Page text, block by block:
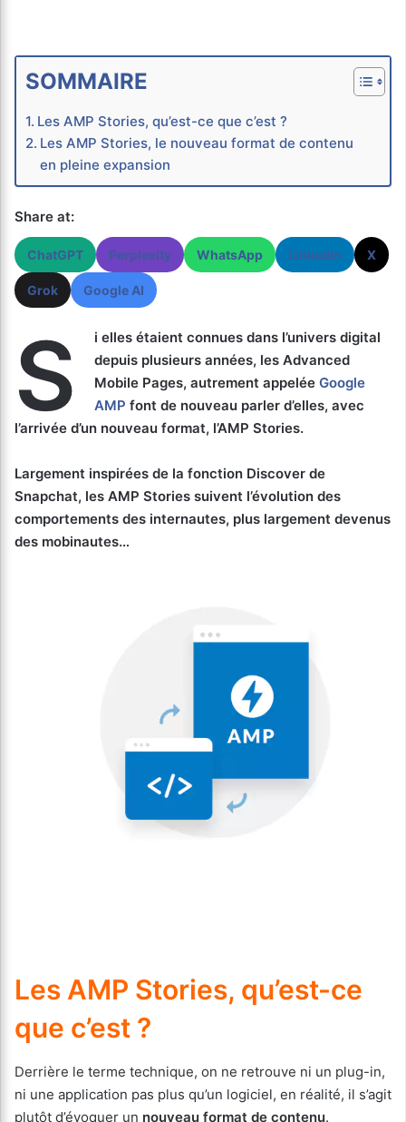
SOMMAIRE
Les AMP Stories, qu’est-ce que c’est ?
Les AMP Stories, le nouveau format de contenu
en pleine expansion
Share at:
ChatGPT Perplexity WhatsApp LinkedIn X
Grok Google AI
S
i elles étaient connues dans l’univers digital
depuis plusieurs années, les Advanced
Mobile Pages, autrement appelée Google
AMP font de nouveau parler d’elles, avec
l’arrivée d’un nouveau format, l’AMP Stories.
Largement inspirées de la fonction Discover de
Snapchat, les AMP Stories suivent l’évolution des
comportements des internautes, plus largement devenus
des mobinautes…
Les AMP Stories, qu’est-ce
que c’est ?
Derrière le terme technique, on ne retrouve ni un plug-in,
ni une application pas plus qu’un logiciel, en réalité, il s’agit
plutôt d’évoquer un nouveau format de contenu.